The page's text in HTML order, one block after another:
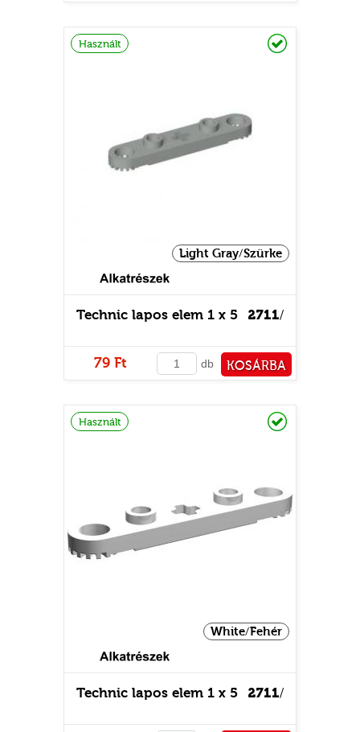
Használt
Light Gray/Szürke
2711/
Technic lapos elem 1 x 5
79 Ft db KOSÁRBA
Használt
White/Fehér
2711/
Technic lapos elem 1 x 5